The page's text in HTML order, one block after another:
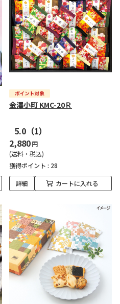
金澤小町 KMC-20Ｒ
5.0 （1）
2,880円
(送料・税込)
獲得ポイント : 28
詳細 カートに入れる